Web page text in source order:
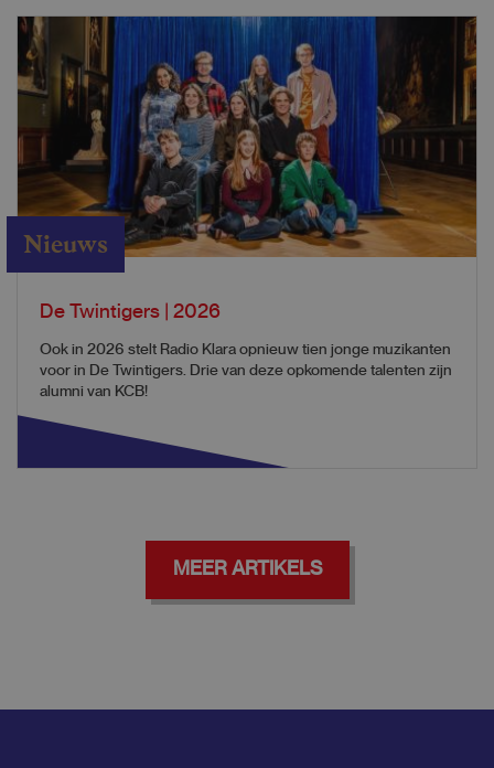
Nieuws
De Twintigers | 2026
Ook in 2026 stelt Radio Klara opnieuw tien jonge muzikanten
voor in De Twintigers. Drie van deze opkomende talenten zijn
alumni van KCB!
MEER ARTIKELS